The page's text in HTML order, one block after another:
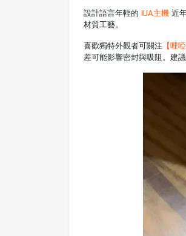
設計語言年輕的 ILIA主機 近
材質工藝。
喜歡獨特外觀者可關注 【哩
差可能影響密封與吸阻。建